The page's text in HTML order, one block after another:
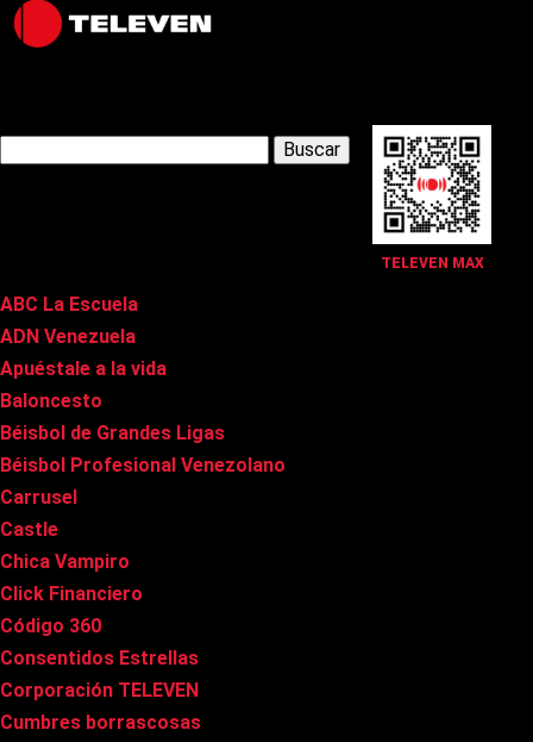
TELEVEN MAX
Latest Posts
ABC La Escuela
ADN Venezuela
Apuéstale a la vida
Baloncesto
Béisbol de Grandes Ligas
Béisbol Profesional Venezolano
Carrusel
Castle
Chica Vampiro
Click Financiero
Código 360
Consentidos Estrellas
Corporación TELEVEN
Cumbres borrascosas